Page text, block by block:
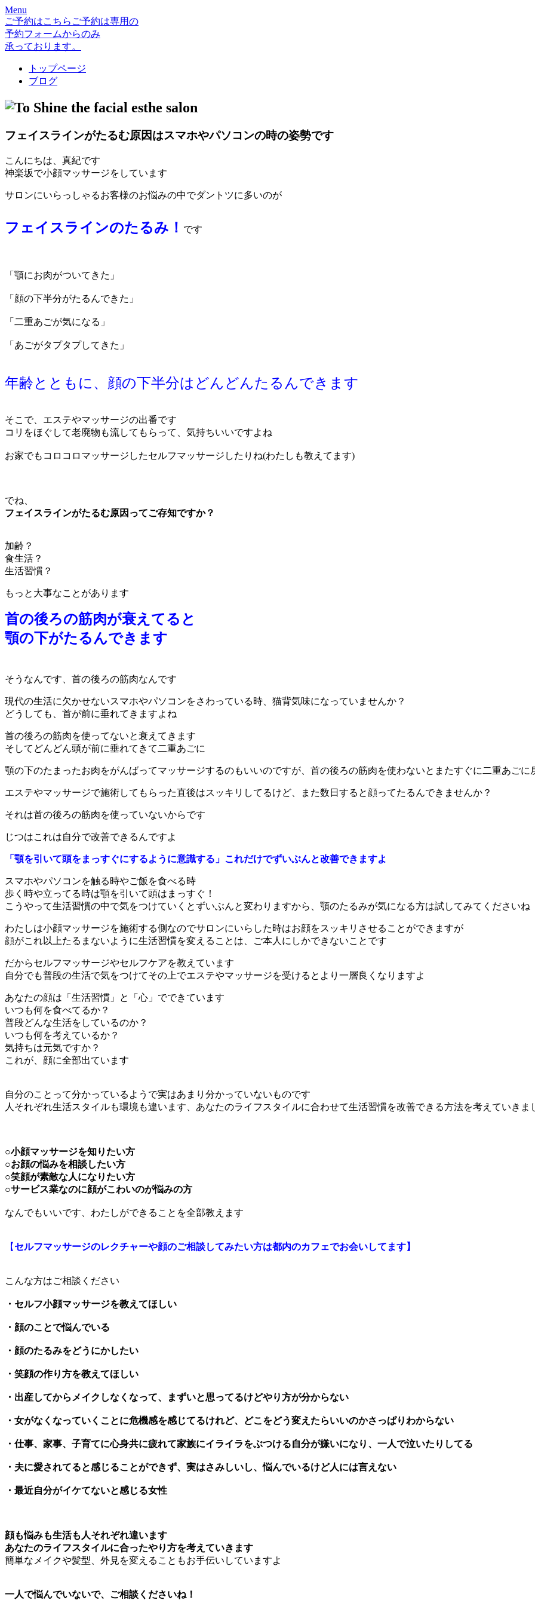
Menu
ご予約はこちら ご予約は専用の
予約フォームからのみ
承っております。
トップページ
ブログ
the facial esthe salon
フェイスラインがたるむ原因はスマホやパソコンの時の姿勢です
こんにちは、真紀です
神楽坂で小顔マッサージをしています
サロンにいらっしゃるお客様のお悩みの中でダントツに多いのが
フェイスラインのたるみ！ です
「顎にお肉がついてきた」
「顔の下半分がたるんできた」
「二重あごが気になる」
「あごがタプタプしてきた」
年齢とともに、顔の下半分はどんどんたるんできます
そこで、エステやマッサージの出番です
コリをほぐして老廃物も流してもらって、気持ちいいですよね
お家でもコロコロマッサージしたセルフマッサージしたりね(わたしも教えてます)
でね、
フェイスラインがたるむ原因ってご存知ですか？
加齢？
食生活？
生活習慣？
もっと大事なことがあります
首の後ろの筋肉が衰えてると
顎の下がたるんできます
そうなんです、首の後ろの筋肉なんです
現代の生活に欠かせないスマホやパソコンをさわっている時、猫背気味になっていませんか？
どうしても、首が前に垂れてきますよね
首の後ろの筋肉を使ってないと衰えてきます
そしてどんどん頭が前に垂れてきて二重あごに
顎の下のたまったお肉をがんばってマッサージするのもいいのですが、首の後ろの筋肉を使わないとまたすぐに二重あごに
エステやマッサージで施術してもらった直後はスッキリしてるけど、また数日すると顔ってたるんできませんか？
それは首の後ろの筋肉を使っていないからです
じつはこれは自分で改善できるんですよ
「顎を引いて頭をまっすぐにするように意識する」これだけでずいぶんと改善できますよ
スマホやパソコンを触る時やご飯を食べる時
歩く時や立ってる時は顎を引いて頭はまっすぐ！
こうやって生活習慣の中で気をつけていくとずいぶんと変わりますから、顎のたるみが気になる方は試してみてくださいね
わたしは小顔マッサージを施術する側なのでサロンにいらした時はお顔をスッキリさせることができますが
顔がこれ以上たるまないように生活習慣を変えることは、ご本人にしかできないことです
だからセルフマッサージやセルフケアを教えています
自分でも普段の生活で気をつけてその上でエステやマッサージを受けるとより一層良くなりますよ
あなたの顔は「生活習慣」と「心」でできています
いつも何を食べてるか？
普段どんな生活をしているのか？
いつも何を考えているか？
気持ちは元気ですか？
これが、顔に全部出ています
自分のことって分かっているようで実はあまり分かっていないものです
人それぞれ生活スタイルも環境も違います、あなたのライフスタイルに合わせて生活習慣を改善できる方法を考えていきま
○小顔マッサージを知りたい方
○お顔の悩みを相談したい方
○笑顔が素敵な人になりたい方
○サービス業なのに顔がこわいのが悩みの方
なんでもいいです、わたしができることを全部教えます
【 セルフマッサージのレクチャーや顔のご相談してみたい方は都内のカフェでお会いしてます】
こんな方はご相談ください
・セルフ小顔マッサージを教えてほしい
・顔のことで悩んでいる
・顔のたるみをどうにかしたい
・笑顔の作り方を教えてほしい
・出産してからメイクしなくなって、まずいと思ってるけどやり方が分からない
・女がなくなっていくことに危機感を感じてるけれど、どこをどう変えたらいいのかさっぱりわからない
・仕事、家事、子育てに心身共に疲れて家族にイライラをぶつける自分が嫌いになり、一人で泣いたりしてる
・夫に愛されてると感じることができず、実はさみしいし、悩んでいるけど人には言えない
・最近自分がイケてないと感じる女性
顔も悩みも生活も人それぞれ違います
あなたのライフスタイルに合ったやり方を考えていきます
簡単なメイクや髪型、外見を変えることもお手伝いしていますよ
一人で悩んでいないで、ご相談くださいね！